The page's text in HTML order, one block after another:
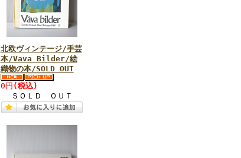
北欧ヴィンテージ/手芸
本/Vava Bilder/絵
織物の本/SOLD OUT
0円 (税込)
ＳＯＬＤ ＯＵＴ